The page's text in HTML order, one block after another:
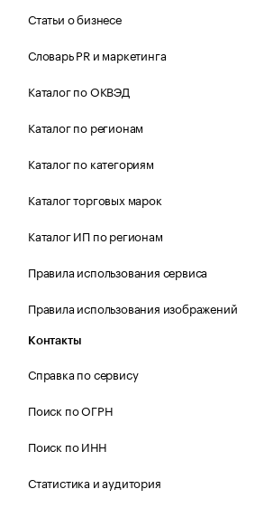
Статьи о бизнесе
Словарь PR и маркетинга
Каталог по ОКВЭД
Каталог по регионам
Каталог по категориям
Каталог торговых марок
Каталог ИП по регионам
Правила использования сервиса
Правила использования изображений
Контакты
Справка по сервису
Поиск по ОГРН
Поиск по ИНН
Статистика и аудитория